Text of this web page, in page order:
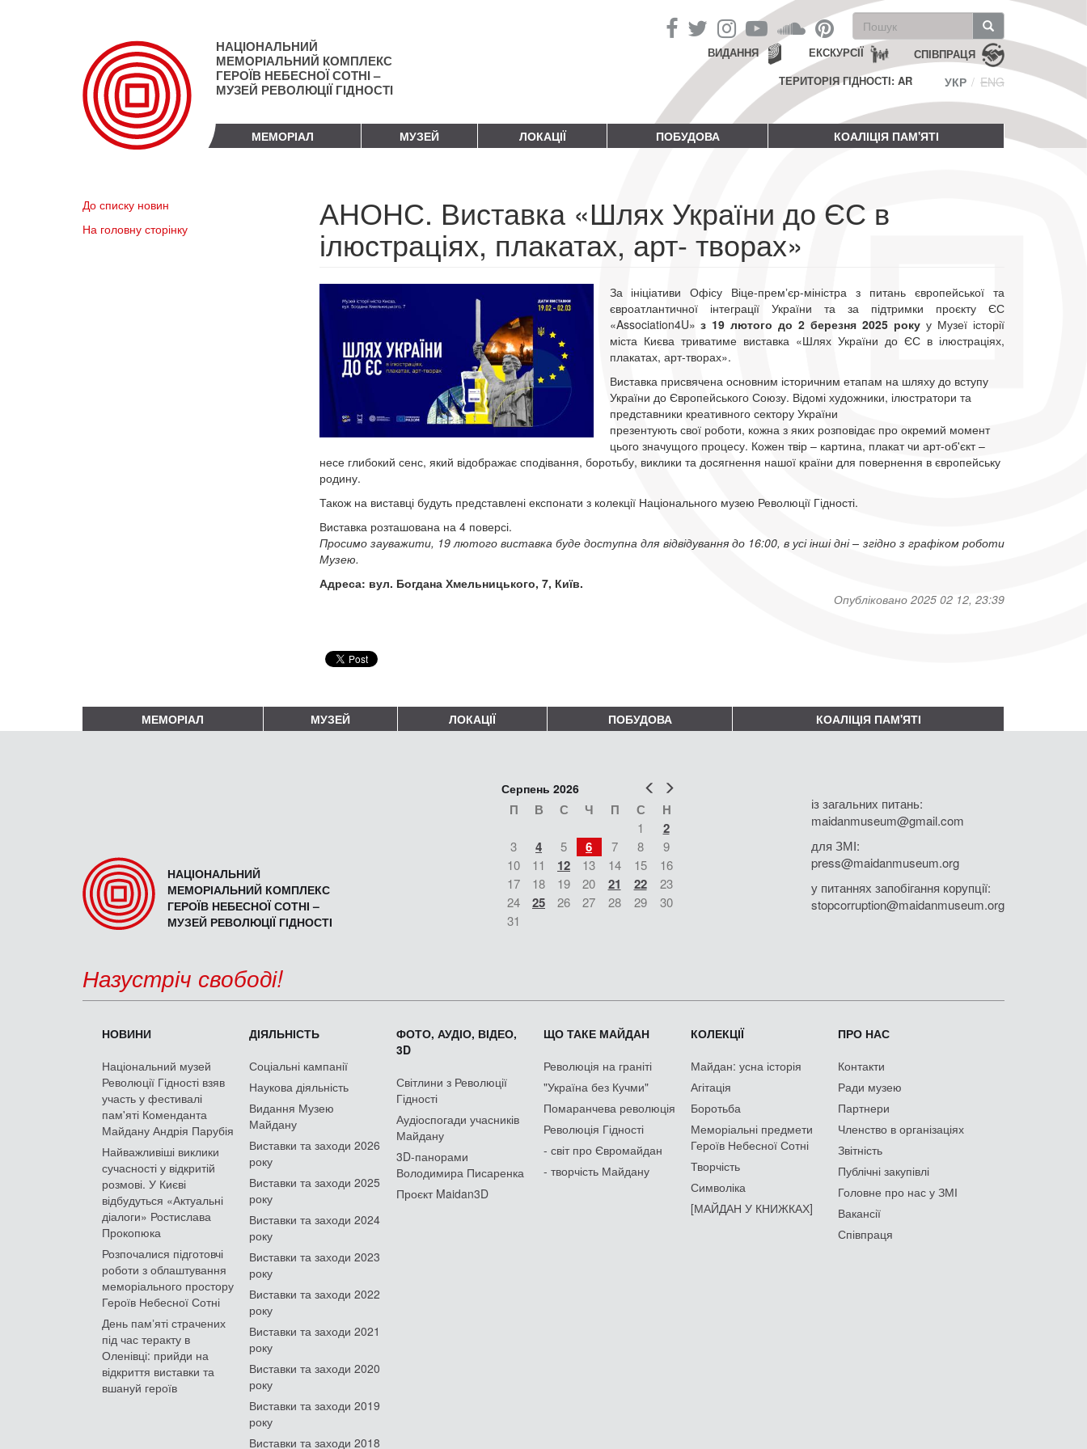
НАЦІОНАЛЬНИЙ
МЕМОРІАЛЬНИЙ КОМПЛЕКС
ГЕРОЇВ НЕБЕСНОЇ СОТНІ –
МУЗЕЙ РЕВОЛЮЦІЇ ГІДНОСТІ
Пошукова
форма
Пошук СПІВПРАЦЯ
ЕКСКУРСІЇ
ВИДАННЯ
ТЕРИТОРІЯ ГІДНОСТІ: AR
УКР ENG
МЕМОРІАЛ МУЗЕЙ ЛОКАЦІЇ ПОБУДОВА КОАЛІЦІЯ ПАМ'ЯТІ
До списку новин
На головну сторінку
АНОНС. Виставка «Шлях України до ЄС в
ілюстраціях, плакатах, арт- творах»
За ініціативи Офісу Віце-премʼєр-міністра з питань європейської та
євроатлантичної інтеграції України та за підтримки проєкту ЄС
«Association4U»з 19 лютого до 2 березня 2025 року у Музеї історії
міста Києва триватиме виставка «Шлях України до ЄС в ілюстраціях,
плакатах, арт-творах».
Виставка присвячена основним історичним етапам на шляху до вступу
України до Європейського Союзу. Відомі художники, ілюстратори та
представники креативного сектору України
презентують свої роботи, кожна з яких розповідає про окремий момент
цього значущого процесу. Кожен твір – картина, плакат чи арт-об'єкт –
несе глибокий сенс, який відображає сподівання, боротьбу, виклики та досягнення нашої країни для повернення в європейську
родину.
Також на виставці будуть представлені експонати з колекції Національного музею Революції Гідності.
Виставка розташована на 4 поверсі.
Просимо зауважити, 19 лютого виставка буде доступна для відвідування до 16:00, в усі інші дні – згідно з графіком роботи
Музею.
Адреса: вул. Богдана Хмельницького, 7, Київ.
Опубліковано 2025 02 12, 23:39
МЕМОРІАЛ МУЗЕЙ ЛОКАЦІЇ ПОБУДОВА КОАЛІЦІЯ ПАМ'ЯТІ
НАЦІОНАЛЬНИЙ
МЕМОРІАЛЬНИЙ КОМПЛЕКС
ГЕРОЇВ НЕБЕСНОЇ СОТНІ –
МУЗЕЙ РЕВОЛЮЦІЇ ГІДНОСТІ
Попер
Серпень 2026
П В С Ч П С Н
1 2
3 4 5 6 7 8
9
10
11 12 13 14 15
16
17
18 19 20 21 22
23
24
25 26 27 28 29
30
31
із загальних питань:
maidanmuseum@gmail.com
для ЗМІ:
press@maidanmuseum.org
у питаннях запобігання корупції:
stopcorruption@maidanmuseum.org
Назустріч свободі!
НОВИНИ
Національний музей
Революції Гідності взяв
участь у фестивалі
пам'яті Коменданта
Майдану Андрія Парубія
Найважливіші виклики
сучасності у відкритій
розмові. У Києві
відбудуться «Актуальні
діалоги» Ростислава
Прокопюка
Розпочалися підготовчі
роботи з облаштування
меморіального простору
Героїв Небесної Сотні
День памʼяті страчених
під час теракту в
Оленівці: прийди на
відкриття виставки та
вшануй героїв
ДІЯЛЬНІСТЬ
Соціальні кампанії
Наукова діяльність
Видання Музею
Майдану
Виставки та заходи 2026
року
Виставки та заходи 2025
року
Виставки та заходи 2024
року
Виставки та заходи 2023
року
Виставки та заходи 2022
року
Виставки та заходи 2021
року
Виставки та заходи 2020
року
Виставки та заходи 2019
року
Виставки та заходи 2018
ФОТО, АУДІО, ВІДЕО,
3D
Світлини з Революції
Гідності
Аудіоспогади учасників
Майдану
3D-панорами
Володимира Писаренка
Проєкт Maidan3D
ЩО ТАКЕ МАЙДАН
Революція на граніті
"Україна без Кучми"
Помаранчева революція
Революція Гідності
- світ про Євромайдан
- творчість Майдану
КОЛЕКЦІЇ
Майдан: усна історія
Агітація
Боротьба
Меморіальні предмети
Героїв Небесної Сотні
Творчість
Символіка
[МАЙДАН У КНИЖКАХ]
ПРО НАС
Контакти
Ради музею
Партнери
Членство в організаціях
Звітність
Публічні закупівлі
Головне про нас у ЗМІ
Вакансії
Співпраця